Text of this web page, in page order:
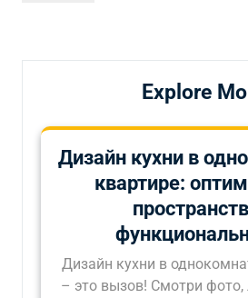
Explore
Дизайн кухни в
квартире:
Дизайн кухни в
– это вызов! Смотри фото,